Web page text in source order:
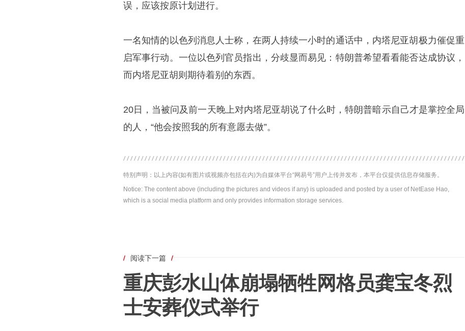
误，应该按原计划进行。
一名知情的以色列消息人士称，在两人持续一小时的通话中，内塔尼亚胡极力催促重
启军事行动。一位以色列官员指出，分歧显而易见：特朗普希望看看能否达成协议，
而内塔尼亚胡则期待着别的东西。
20日，当被问及前一天晚上对内塔尼亚胡说了什么时，特朗普暗示自己才是掌控全局
的人，“他会按照我的所有意愿去做”。
特别声明：以上内容(如有图片或视频亦包括在内)为自媒体平台“网易号”用户上传并发布，本平台仅提供信息存储服务。
Notice: The content above (including the pictures and videos if any) is uploaded and posted by a user of NetEase Hao,
which is a social media platform and only provides information storage services.
/ 阅读下一篇 /
重庆彭水山体崩塌牺牲网格员龚宝冬烈
士安葬仪式举行